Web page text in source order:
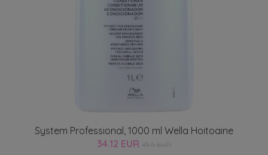
System Professional, 1000 ml Wella Hoitoaine
34.12 EUR